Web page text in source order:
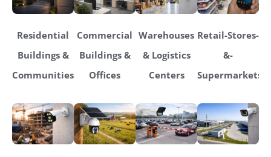
Residential
Buildings &
Communities
Commercial
Buildings &
Offices
Warehouses
& Logistics
Centers
Retail-Stores-
&-
Supermarkets